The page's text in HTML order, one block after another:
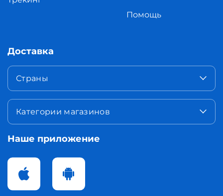
Помощь
Доставка
Страны
Категории магазинов
Наше приложение